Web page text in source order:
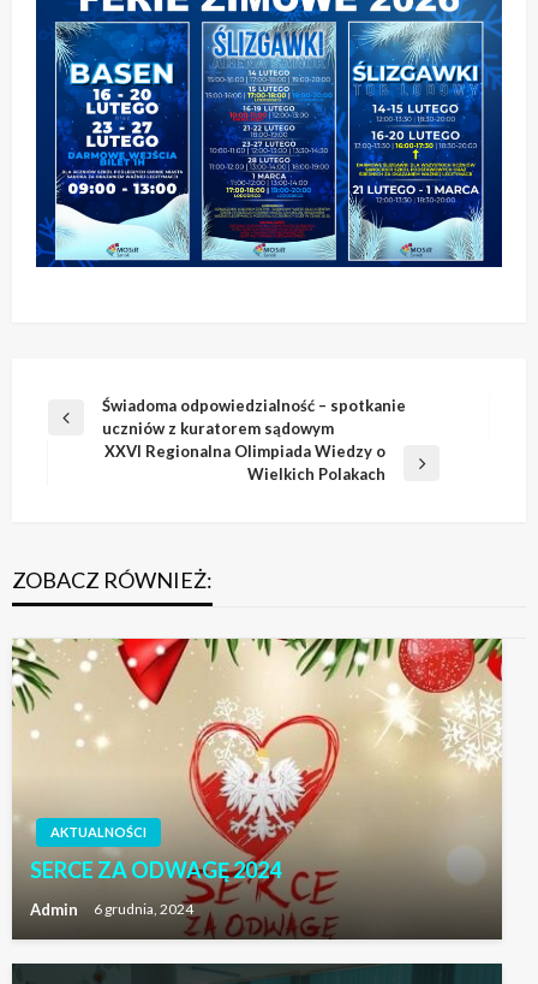
Nawigacja
wpisu
Poprzedni
Świadoma odpowiedzialność – spotkanie
uczniów z kuratorem sądowym
XXVI Regionalna Olimpiada Wiedzy o
Wielkich Polakach
ZOBACZ RÓWNIEŻ:
AKTUALNOŚCI
SERCE ZA ODWAGĘ 2024
Admin 6 grudnia, 2024